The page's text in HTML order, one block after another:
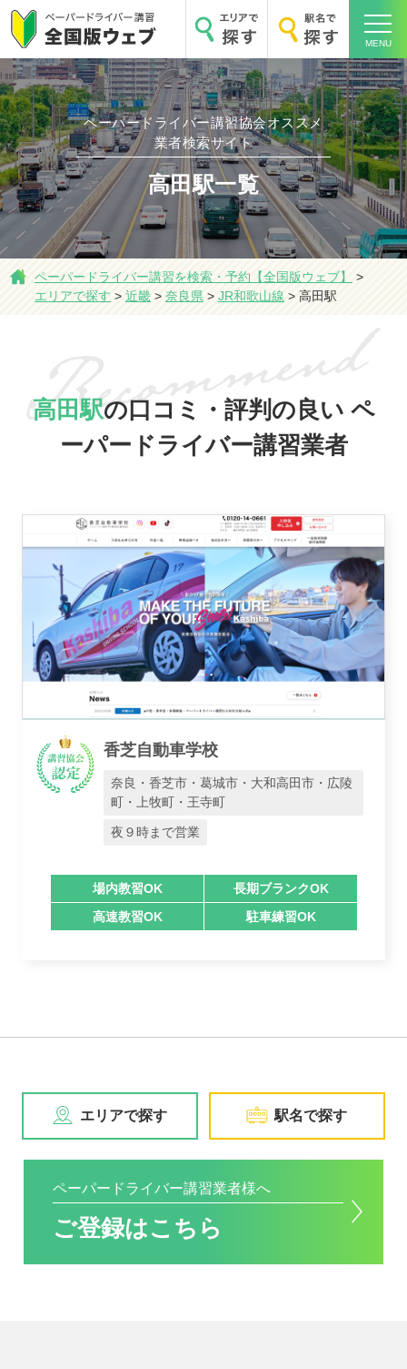
MENU
ホーム
エリアで探す
おすすめ業者
講習トピックス
運営会社
業者様登録はこちら
ペーパードライバー講習協会オススメ
業者検索サイト
高田駅一覧
ペーパードライバー講習を検索・予約【全国版ウェブ】
>
エリアで探す > 近畿 > 奈良県 > JR和歌山線 > 高田駅
高田駅の口コミ・評判の良い ペ
ーパードライバー講習業者
香芝自動車学校
奈良・香芝市・葛城市・大和高田市・広陵
町・上牧町・王寺町
夜９時まで営業
場内教習OK
長期ブランクOK
高速教習OK
駐車練習OK
エリアで探す 駅名で探す
ペーパードライバー講習業者様へ
ご登録はこちら